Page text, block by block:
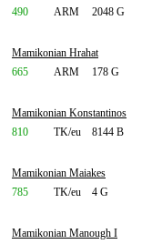
490
ARM 2048 G
Mamikonian Hrahat
665
ARM 178 G
Mamikonian Konstantinos
810
TK/eu 8144 B
Mamikonian Maiakes
785
TK/eu 4 G
Mamikonian Manough I